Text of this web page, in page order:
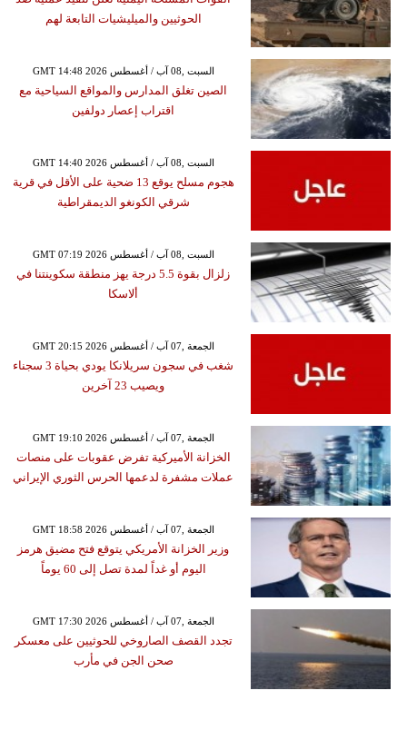
الحوثيين والميليشيات التابعة لهم
GMT 14:48 2026 السبت ,08 آب / أغسطس
الصين تغلق المدارس والمواقع السياحية مع
اقتراب إعصار دولفين
GMT 14:40 2026 السبت ,08 آب / أغسطس
هجوم مسلح يوقع 13 ضحية على الأقل في قرية
شرقي الكونغو الديمقراطية
GMT 07:19 2026 السبت ,08 آب / أغسطس
زلزال بقوة 5.5 درجة يهز منطقة سكوينتنا في
ألاسكا
GMT 20:15 2026 الجمعة ,07 آب / أغسطس
شغب في سجون سريلانكا يودي بحياة 3 سجناء
ويصيب 23 آخرين
GMT 19:10 2026 الجمعة ,07 آب / أغسطس
الخزانة الأميركية تفرض عقوبات على منصات
عملات مشفرة لدعمها الحرس الثوري الإيراني
GMT 18:58 2026 الجمعة ,07 آب / أغسطس
وزير الخزانة الأمريكي يتوقع فتح مضيق هرمز
اليوم أو غداً لمدة تصل إلى 60 يوماً
GMT 17:30 2026 الجمعة ,07 آب / أغسطس
تجدد القصف الصاروخي للحوثيين على معسكر
صحن الجن في مأرب